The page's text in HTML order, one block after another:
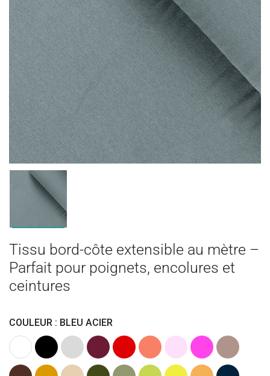
Tissu bord-côte extensible au mètre –
Parfait pour poignets, encolures et
ceintures
COULEUR : BLEU ACIER
Blanc Noir
Gris
clair
BordeauxRouge Corail Rose
Clair
Rose
fuchsia
Taupe
(Marron)
MarronCaramelBeige
Kaki
Vert
Vert
Jaune Ocre
Bleu